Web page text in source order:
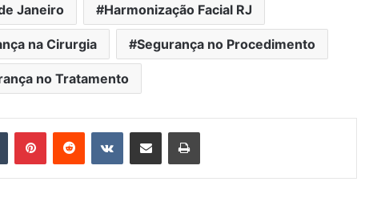
Janeiro Harmonização Facial RJ
na Cirurgia Segurança no Procedimento
no Tratamento
Tumblr PinterestReddit VK Compartilhar via e-mail Imprimir